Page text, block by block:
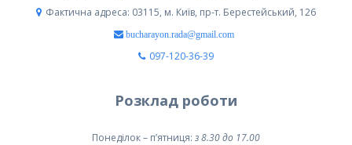
Фактична адреса: 03115, м. Київ, пр-т. Берестейський, 126
bucharayon.rada@gmail.com
097-120-36-39
Розклад роботи
Понеділок – п’ятниця: з 8.30 до 17.00